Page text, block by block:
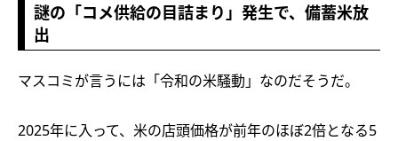
謎の「コメ供給の目詰まり」発生で、備蓄米放
出
マスコミが言うには「令和の米騒動」なのだそうだ。
2025年に入って、米の店頭価格が前年のほぼ2倍となる5